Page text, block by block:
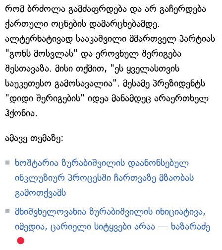
რომ ბრძოლა გამძაფრდება და არ გაჩერდება
ქართული ოცნების დამარცხებამდე.
ალტერნატივად სააკაშვილი მმართველ პარტიას
"გონს მოსვლას" და ეროვნულ შერიგება
შესთავაზა. მისი თქმით, "ეს ყველასთვის
საუკეთესო გამოსავალია". მესამე პრეზიდენტს
"დიდი შერიგების" იდეა მანამდეც არაერთხელ
ჰქონია.
ამავე თემაზე:
ხოშტარია ზურაბიშვილის დაანონსებულ
ინკლუზიურ პროცესში ჩართვაზე მზაობას
გამოთქვამს
მნიშვნელოვანია ზურაბიშვილის ინიციატივა,
იმედია, ცარიელი სიტყვები არაა — ხაზარაძე